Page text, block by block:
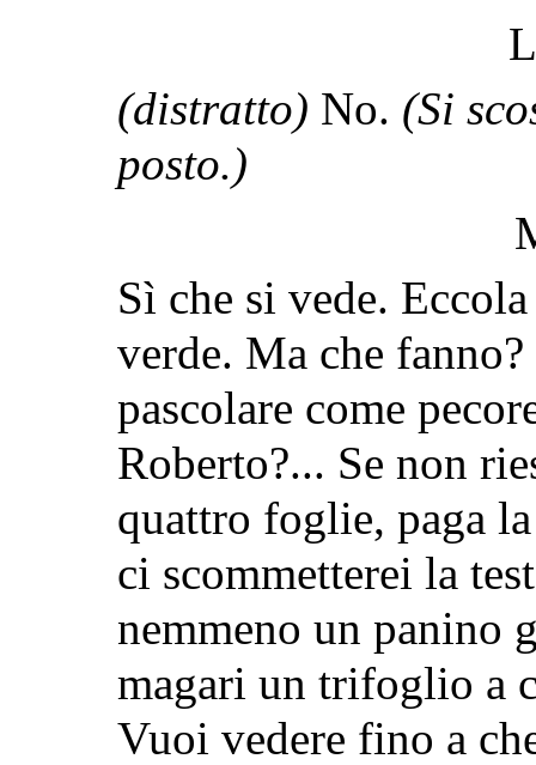
(distratto) No. (Si
posto.)
Sì che si vede.
verde. Ma che
pascolare come
Roberto?... Se non
quattro foglie, paga
ci scommetterei la
nemmeno un panino
magari un trifoglio a
Vuoi vedere fino a